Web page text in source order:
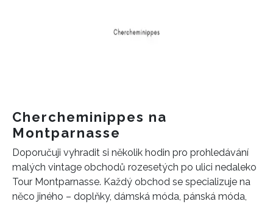
Chercheminippes na
Montparnasse
Doporučuji vyhradit si několik hodin pro prohledávání
malých vintage obchodů rozesetých po ulici nedaleko
Tour Montparnasse. Každý obchod se specializuje na
něco jiného – doplňky, dámská móda, pánská móda,